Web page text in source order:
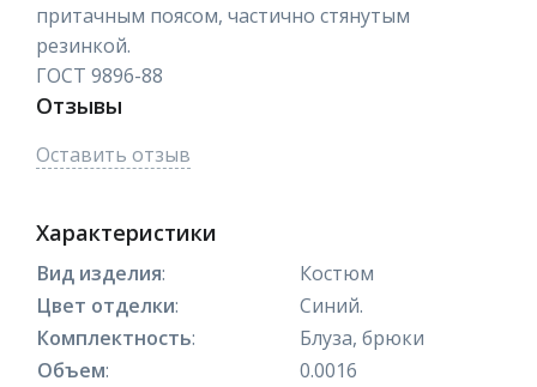
притачным поясом, частично стянутым
резинкой.
ГОСТ 9896-88
Отзывы
Оставить отзыв
Характеристики
Вид изделия:
Костюм
Цвет отделки:
Синий.
Комплектность:
Блуза, брюки
Объем:
0.0016